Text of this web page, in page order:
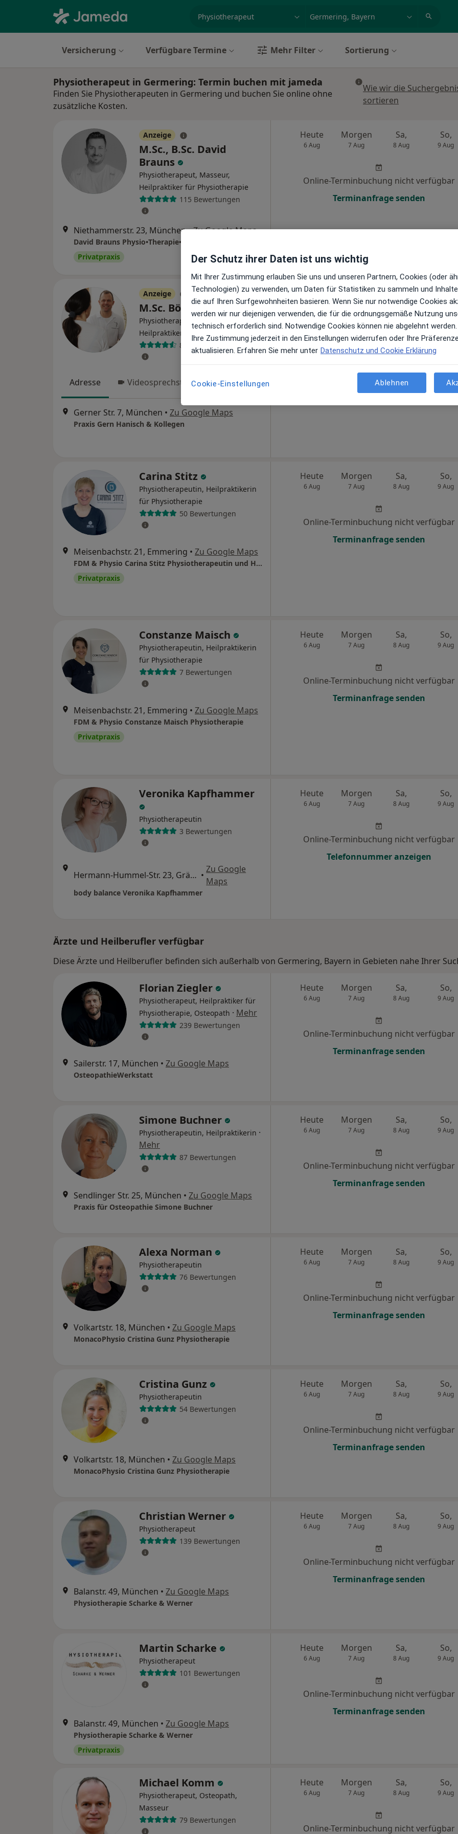
Versicherung Verfügbare Termine Mehr Filter Sortierung
Physiotherapeut in Germering: Termin buchen mit jameda
Finden Sie Physiotherapeuten in Germering und buchen Sie online ohne
zusätzliche Kosten.
Wie wir die
sortieren
Anzeige
M.Sc., B.Sc. David
Brauns
Physiotherapeut, Masseur,
Heilpraktiker für Physiotherapie
115 Bewertungen
Niethammerstr. 23, München•Zu Google Maps
Privatpraxis
Heute
6 Aug
Morgen
7 Aug
Sa,
8 Aug
So,
9 Aug
Online-Terminbuchung nicht verfügbar
Terminanfrage senden
Anzeige
M.Sc. Börge Hanisch
Physiotherapeut, Osteopath,
Heilpraktiker
Mehr
88 Bewertungen
Adresse Videosprechstunde
Gerner Str. 7, München • Zu Google Maps
Praxis Gern Hanisch & Kollegen
Heute
6 Aug
Morgen
7 Aug
Sa,
8 Aug
So,
9 Aug
Online-Terminbuchung nicht verfügbar
Terminanfrage senden
Carina Stitz
Physiotherapeutin, Heilpraktikerin
für Physiotherapie
50 Bewertungen
Meisenbachstr. 21, Emmering • Zu Google Maps
FDM & Physio Carina Stitz Physiotherapeutin und Heilpraktikerin für Physiotherapie
Privatpraxis
Heute
6 Aug
Morgen
7 Aug
Sa,
8 Aug
So,
9 Aug
Online-Terminbuchung nicht verfügbar
Terminanfrage senden
Constanze Maisch
Physiotherapeutin, Heilpraktikerin
für Physiotherapie
7 Bewertungen
Meisenbachstr. 21, Emmering • Zu Google Maps
FDM & Physio Constanze Maisch Physiotherapie
Privatpraxis
Heute
6 Aug
Morgen
7 Aug
Sa,
8 Aug
So,
9 Aug
Online-Terminbuchung nicht verfügbar
Terminanfrage senden
Veronika Kapfhammer
Physiotherapeutin
3 Bewertungen
Hermann-Hummel-Str. 23, Gräfelfing •
Zu Google
Maps
body balance Veronika Kapfhammer
Heute
6 Aug
Morgen
7 Aug
Sa,
8 Aug
So,
9 Aug
Online-Terminbuchung nicht verfügbar
Telefonnummer anzeigen
Ärzte und Heilberufler verfügbar
Diese Ärzte und Heilberufler befinden sich außerhalb von Germering, Bayern in Gebieten nahe Ihrer
Florian Ziegler
Physiotherapeut, Heilpraktiker für
Physiotherapie, Osteopath · Mehr
239 Bewertungen
Sailerstr. 17, München • Zu Google Maps
OsteopathieWerkstatt
Heute
6 Aug
Morgen
7 Aug
Sa,
8 Aug
So,
9 Aug
Online-Terminbuchung nicht verfügbar
Terminanfrage senden
Simone Buchner
Physiotherapeutin, Heilpraktikerin ·
Mehr
87 Bewertungen
Sendlinger Str. 25, München • Zu Google Maps
Praxis für Osteopathie Simone Buchner
Heute
6 Aug
Morgen
7 Aug
Sa,
8 Aug
So,
9 Aug
Online-Terminbuchung nicht verfügbar
Terminanfrage senden
Alexa Norman
Physiotherapeutin
76 Bewertungen
Volkartstr. 18, München • Zu Google Maps
MonacoPhysio Cristina Gunz Physiotherapie
Heute
6 Aug
Morgen
7 Aug
Sa,
8 Aug
So,
9 Aug
Online-Terminbuchung nicht verfügbar
Terminanfrage senden
Cristina Gunz
Physiotherapeutin
54 Bewertungen
Volkartstr. 18, München • Zu Google Maps
MonacoPhysio Cristina Gunz Physiotherapie
Heute
6 Aug
Morgen
7 Aug
Sa,
8 Aug
So,
9 Aug
Online-Terminbuchung nicht verfügbar
Terminanfrage senden
Christian Werner
Physiotherapeut
139 Bewertungen
Balanstr. 49, München • Zu Google Maps
Physiotherapie Scharke & Werner
Heute
6 Aug
Morgen
7 Aug
Sa,
8 Aug
So,
9 Aug
Online-Terminbuchung nicht verfügbar
Terminanfrage senden
Martin Scharke
Physiotherapeut
101 Bewertungen
Balanstr. 49, München • Zu Google Maps
Physiotherapie Scharke & Werner
Privatpraxis
Heute
6 Aug
Morgen
7 Aug
Sa,
8 Aug
So,
9 Aug
Online-Terminbuchung nicht verfügbar
Terminanfrage senden
Michael Komm
Physiotherapeut, Osteopath,
Masseur
79 Bewertungen
Heute
6 Aug
Morgen
7 Aug
Sa,
8 Aug
So,
9 Aug
Online-Terminbuchung nicht verfügbar
Der Schutz ihrer Daten ist uns wichtig
Mit Ihrer Zustimmung erlauben Sie uns und unseren Partnern, Cookies (oder
Technologien) zu verwenden, um Daten für Statistiken zu sammeln und
die auf Ihren Surfgewohnheiten basieren. Wenn Sie nur notwendige Cookies
werden wir nur diejenigen verwenden, die für die ordnungsgemäße Nutzung
technisch erforderlich sind. Notwendige Cookies können nie abgelehnt werden.
Ihre Zustimmung jederzeit in den Einstellungen widerrufen oder Ihre
aktualisieren. Erfahren Sie mehr unter Datenschutz und Cookie Erklärung
Cookie-Einstellungen Ablehnen